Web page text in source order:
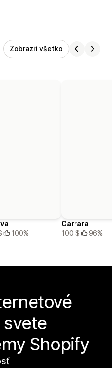
Zobraziť všetko
100%
Carrara
100 $
96%
Shopify